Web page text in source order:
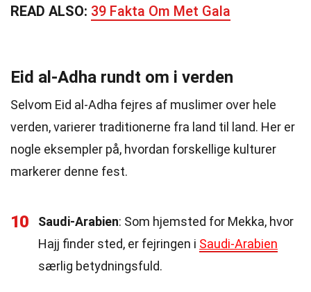
READ ALSO: 39 Fakta Om Met Gala
Eid al-Adha rundt om i verden
Selvom Eid al-Adha fejres af muslimer over hele
verden, varierer traditionerne fra land til land. Her er
nogle eksempler på, hvordan forskellige kulturer
markerer denne fest.
10 Saudi-Arabien: Som hjemsted for Mekka, hvor
Hajj finder sted, er fejringen i Saudi-Arabien
særlig betydningsfuld.